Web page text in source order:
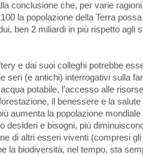
conclusione che, per varie
la popolazione della Terra possa
ben 2 miliardi in più rispetto agli
e dai suoi colleghi potrebbe
seri (e antichi) interrogativi sulla
potabile, l’accesso alle
il benessere e la salute
aumenta la popolazione mondiale
desideri e bisogni, più
di altri esseri viventi (compresi gli
la biodiversità, nel tempo, sta